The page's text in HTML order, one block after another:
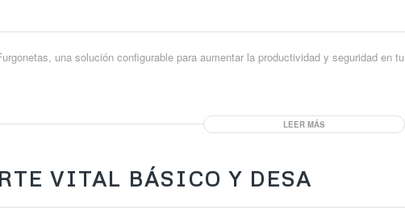
una solución configurable para aumentar la productividad y seguridad en tu
LEER MÁS
VITAL BÁSICO Y DESA